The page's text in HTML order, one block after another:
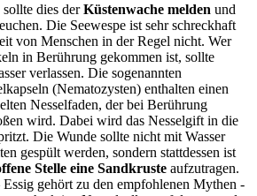
dies derKüstenwache melden und
Die Seewespe ist sehr schreckhaft
von Menschen in der Regel nicht. Wer
in Berührung gekommen ist, sollte
verlassen. Die sogenannten
(Nematozysten) enthalten einen
Nesselfaden, der bei Berührung
wird. Dabei wird das Nesselgift in die
Die Wunde sollte nicht mit Wasser
gespült werden, sondern stattdessen ist
Stelle eine Sandkruste aufzutragen.
gehört zu den empfohlenen Mythen -